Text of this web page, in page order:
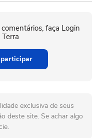
faça Login
exclusiva de seus
deste site. Se achar algo